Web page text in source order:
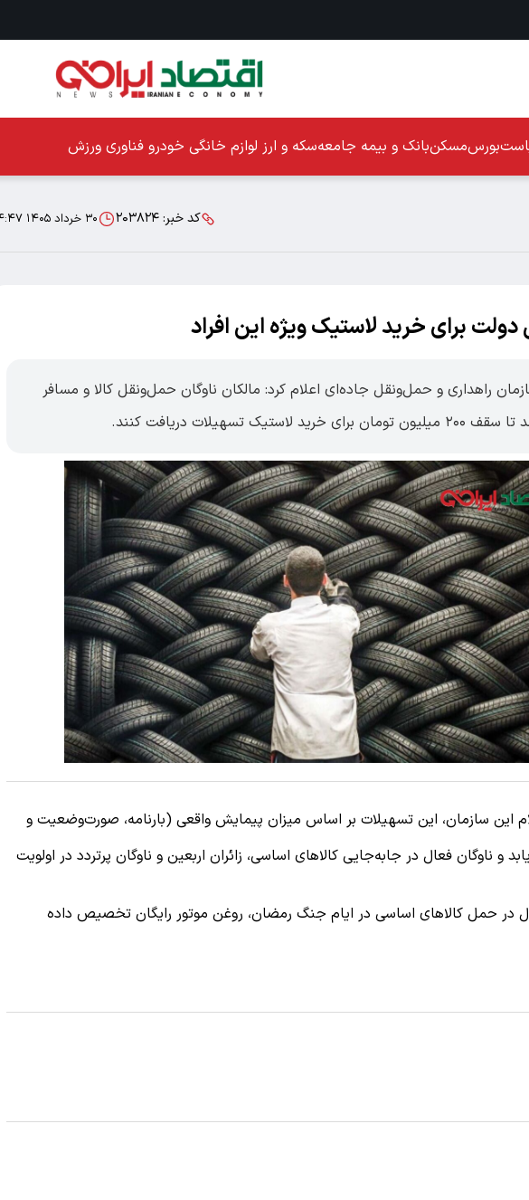
بورسمسکنبانک و بیمه جامعهسکه و ارز لوازم خانگی خودرو فناوری ورزش
کد خبر: ۲۰۳۸۲۴ ۳۰ خرداد ۱۴۰۵ ۱۴:۴۷
راهداری و حمل‌ونقل جاده‌ای اعلام کرد: مالکان ناوگان حمل‌ونقل کالا و مسافر
تسهیلات دریافت کنند.
این سازمان، این تسهیلات بر اساس میزان پیمایش واقعی (بارنامه، صورت‌وضعیت و
و ناوگان فعال در جابه‌جایی کالاهای اساسی، زائران اربعین و ناوگان پرتردد در اولویت
در حمل کالاهای اساسی در ایام جنگ رمضان، روغن موتور رایگان تخصیص داده